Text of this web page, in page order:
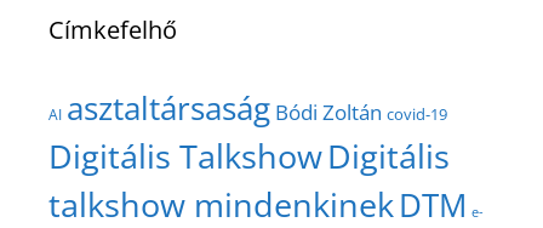
Címkefelhő
AI asztaltársaság Bódi Zoltán covid-19
Digitális TalkshowDigitális
talkshow mindenkinekDTM e-